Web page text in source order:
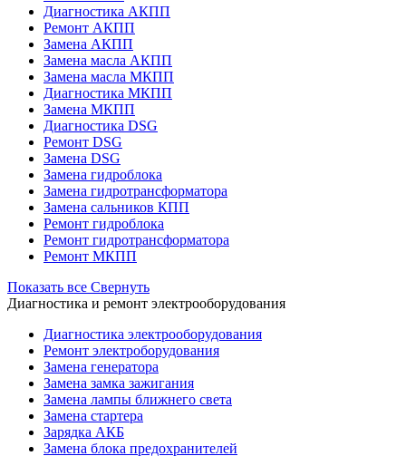
Диагностика АКПП
Ремонт АКПП
Замена АКПП
Замена масла АКПП
Замена масла МКПП
Диагностика МКПП
Замена МКПП
Диагностика DSG
Ремонт DSG
Замена DSG
Замена гидроблока
Замена гидротрансформатора
Замена сальников КПП
Ремонт гидроблока
Ремонт гидротрансформатора
Ремонт МКПП
Показать все Свернуть
Диагностика и ремонт электрооборудования
Диагностика электрооборудования
Ремонт электроборудования
Замена генератора
Замена замка зажигания
Замена лампы ближнего света
Замена стартера
Зарядка АКБ
Замена блока предохранителей